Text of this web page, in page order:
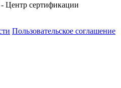
Центр сертификации
Пользовательское соглашение